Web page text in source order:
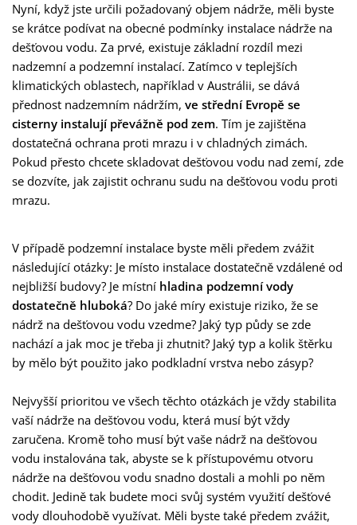
Nyní, když jste určili požadovaný objem nádrže, měli byste
se krátce podívat na obecné podmínky instalace nádrže na
dešťovou vodu. Za prvé, existuje základní rozdíl mezi
nadzemní a podzemní instalací. Zatímco v teplejších
klimatických oblastech, například v Austrálii, se dává
přednost nadzemním nádržím, ve střední Evropě se
cisterny instalují převážně pod zem. Tím je zajištěna
dostatečná ochrana proti mrazu i v chladných zimách.
Pokud přesto chcete skladovat dešťovou vodu nad zemí, zde
se dozvíte, jak zajistit ochranu sudu na dešťovou vodu proti
mrazu.
V případě podzemní instalace byste měli předem zvážit
následující otázky: Je místo instalace dostatečně vzdálené od
nejbližší budovy? Je místní hladina podzemní vody
dostatečně hluboká? Do jaké míry existuje riziko, že se
nádrž na dešťovou vodu vzedme? Jaký typ půdy se zde
nachází a jak moc je třeba ji zhutnit? Jaký typ a kolik štěrku
by mělo být použito jako podkladní vrstva nebo zásyp?
Nejvyšší prioritou ve všech těchto otázkách je vždy stabilita
vaší nádrže na dešťovou vodu, která musí být vždy
zaručena. Kromě toho musí být vaše nádrž na dešťovou
vodu instalována tak, abyste se k přístupovému otvoru
nádrže na dešťovou vodu snadno dostali a mohli po něm
chodit. Jedině tak budete moci svůj systém využití dešťové
vody dlouhodobě využívat. Měli byste také předem zvážit,